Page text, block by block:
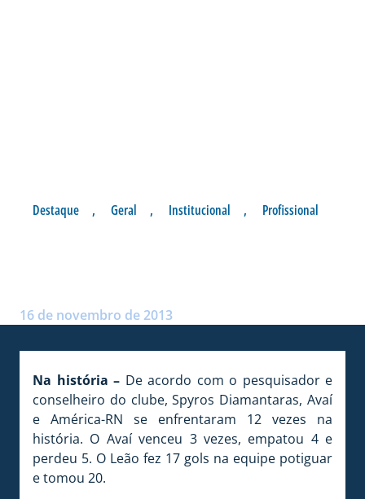
Destaque , Geral , Institucional , Profissional
16 de novembro de 2013
Na história – De acordo com o pesquisador e
conselheiro do clube, Spyros Diamantaras, Avaí
e América-RN se enfrentaram 12 vezes na
história. O Avaí venceu 3 vezes, empatou 4 e
perdeu 5. O Leão fez 17 gols na equipe potiguar
e tomou 20.